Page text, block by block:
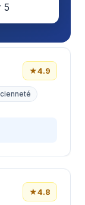
5
★4.9
★4.8